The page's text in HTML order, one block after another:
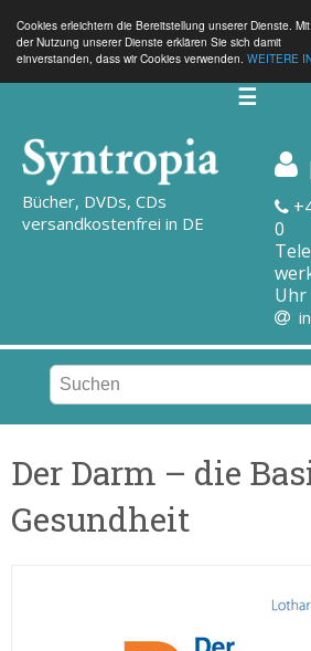
Cookies erleichtern die Bereitstellung unserer Dienste. Mit
der Nutzung unserer Dienste erklären Sie sich damit
einverstanden, dass wir Cookies verwenden. WEITERE
☰
Bücher, DVDs, CDs
versandkostenfrei in DE
|
0
Uhr
Der Darm – die
Gesundheit